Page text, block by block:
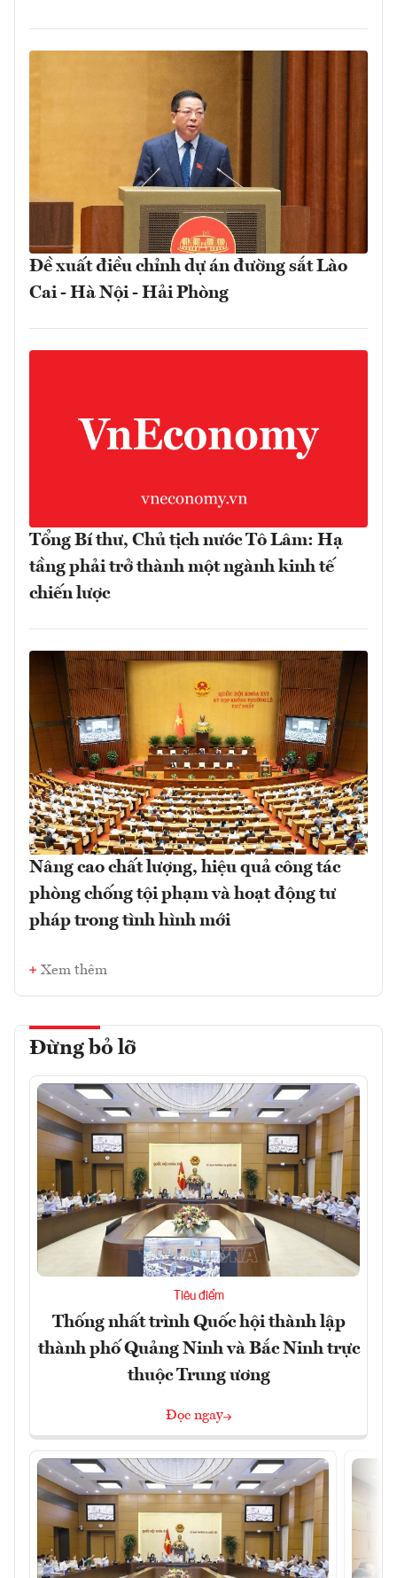
Đề xuất điều chỉnh dự án đường sắt Lào
Cai - Hà Nội - Hải Phòng
Tổng Bí thư, Chủ tịch nước Tô Lâm: Hạ
tầng phải trở thành một ngành kinh tế
chiến lược
Nâng cao chất lượng, hiệu quả công tác
phòng chống tội phạm và hoạt động tư
pháp trong tình hình mới
Xem thêm
Đừng bỏ lỡ
Tiêu điểm
Thống nhất trình Quốc hội thành lập
thành phố Quảng Ninh và Bắc Ninh trực
thuộc Trung ương
Đọc ngay